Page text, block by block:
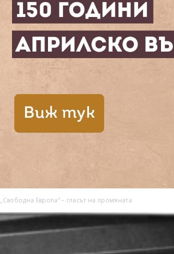
история
Европа“ – гласът на промяната